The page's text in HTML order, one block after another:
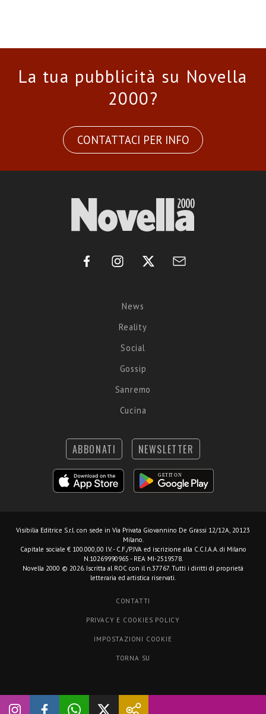
La tua pubblicità su Novella
2000?
CONTATTACI PER INFO
News
Reality
Social
Gossip
Sanremo
Cucina
ABBONATI NEWSLETTER
Visibilia Editrice S.r.l. con sede in Via Privata Giovannino De Grassi 12/12A, 20123
Milano.
Capitale sociale € 100.000,00 I.V. - C.F./P.IVA ed iscrizione alla C.C.I.A.A. di Milano
N.10269990965 - REA MI-2519578.
Novella 2000 © 2026. Iscritta al ROC con il n.37767. Tutti i diritti di proprietà
letteraria ed artistica riservati.
CONTATTI
PRIVACY E COOKIES POLICY
IMPOSTAZIONI COOKIE
TORNA SU